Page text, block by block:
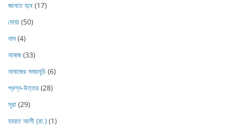
জানতে হবে (17)
দোয়া (50)
নাম(4)
নামাজ(33)
নামাজের সময়সূচি (6)
প্রশ্ন-উত্তর (28)
সূরা (29)
হযরত আলী (রা.) (1)